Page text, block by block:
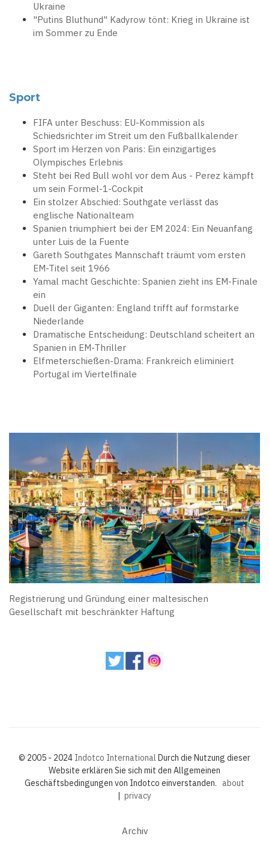
Ukraine
"Putins Bluthund" Kadyrow tönt: Krieg in Ukraine ist
im Sommer zu Ende
Sport
FIFA unter Beschuss: EU-Kommission als
Schiedsrichter im Streit um den Fußballkalender
Sport im Herzen von Paris: Ein einzigartiges
Olympisches Erlebnis
Steht bei Red Bull wohl vor dem Aus - Perez kämpft
um sein Formel-1-Cockpit
Ein stolzer Abschied: Southgate verlässt das
englische Nationalteam
Spanien triumphiert bei der EM 2024: Ein Neuanfang
unter Luis de la Fuente
Gareth Southgates Mannschaft träumt vom ersten
EM-Titel seit 1966
Yamal macht Geschichte: Spanien zieht ins EM-Finale
ein
Duell der Giganten: England trifft auf formstarke
Niederlande
Dramatische Entscheidung: Deutschland scheitert an
Spanien in EM-Thriller
Elfmeterschießen-Drama: Frankreich eliminiert
Portugal im Viertelfinale
Registrierung und Gründung einer maltesischen
Gesellschaft mit beschränkter Haftung
© 2005 - 2024 Indotco International Durch die Nutzung dieser
Website erklären Sie sich mit den Allgemeinen
Geschäftsbedingungen von Indotco einverstanden. about
| privacy
Archiv